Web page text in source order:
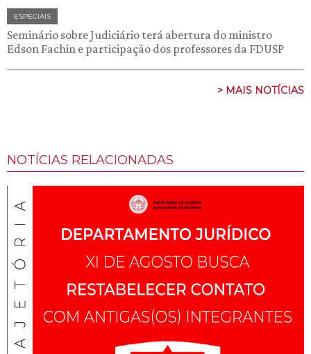
ESPECIAIS
Seminário sobre Judiciário terá abertura do ministro
Edson Fachin e participação dos professores da FDUSP
> MAIS NOTÍCIAS
NOTÍCIAS RELACIONADAS